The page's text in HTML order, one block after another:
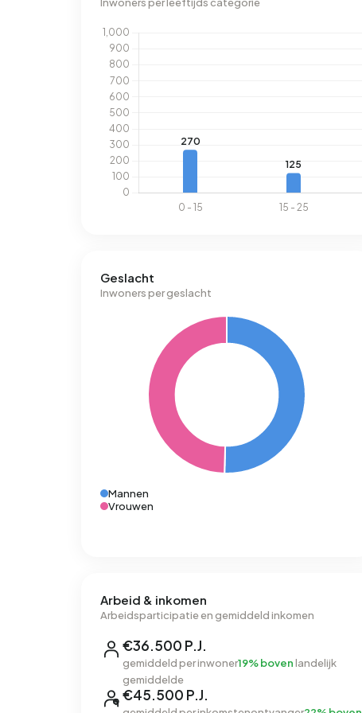
Geslacht
Inwoners per geslacht
Mannen
Vrouwen
Arbeid & inkomen
Arbeidsparticipatie en gemiddeld inkomen
€36.500 P.J.
gemiddeld per inwoner19% bovenlandelijk
gemiddelde
€45.500 P.J.